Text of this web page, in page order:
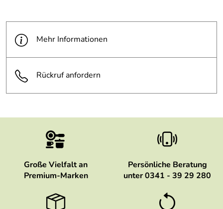
Mehr Informationen
Rückruf anfordern
Große Vielfalt an
Premium-Marken
Persönliche Beratung
unter 0341 - 39 29 280